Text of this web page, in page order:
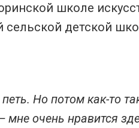
школе
сельской детской
Но потом как-то
мне очень нравится